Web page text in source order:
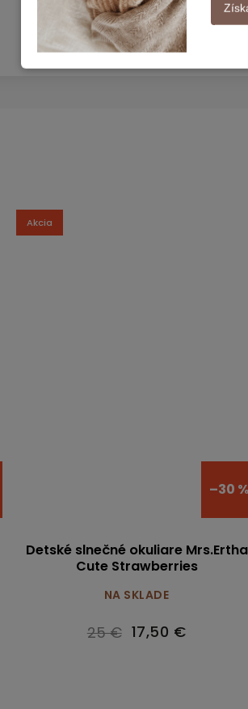
Akcia
–30 %
Detské slnečné okuliare Mrs.Ertha
Cute Strawberries
NA SKLADE
25 € 17,50 €